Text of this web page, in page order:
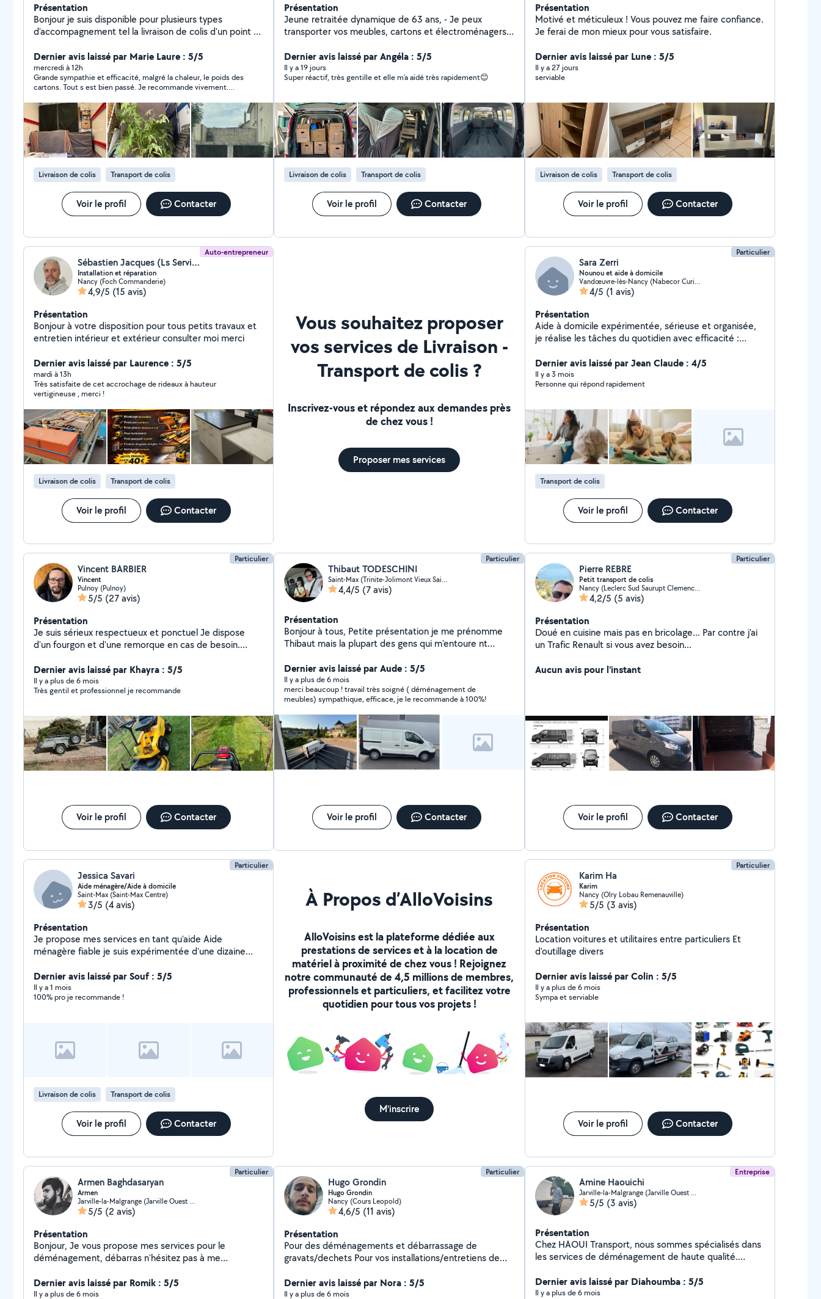
Présentation
Bonjour je suis disponible pour plusieurs types
d'accompagnement tel la livraison de colis d'un point A
contacter Je peux aussi faire les livraisons et je
propose des prestations de serveur confirmé
Dernier avis laissé par Marie Laure : 5/5
mercredi à 12h
Grande sympathie et efficacité, malgré la chaleur, le poids des
cartons. Tout s est bien passé. Je recommande vivement.
Livraison de colis Transport de colis
Voir le profil Contacter
Présentation
Jeune retraitée dynamique de 63 ans, - Je peux
transporter vos meubles, cartons et électroménagers,
long à l'intérieur), sans manutention mais équipée d'un
diable monte escaliers et d'un chariot, si besoin, - Je
peux m'occuper de vos petits compagnons à 4 pattes
grillagée pour les transporter si besoin, - J'effectue des
états des lieux d'entrée et/ou sortie d'appartements, -
Je peux aider dans les tâches administratives, (courrier,
démarches téléphoniques), - Je peux également
garder et m'occuper de vos enfants,
occasionnellement ou de façon régulière. N'hésitez pas
si besoin. Cordialement Christine
Dernier avis laissé par Angéla : 5/5
Il y a 19 jours
Super réactif, très gentille et elle m’a aidé très rapidement😊
Livraison de colis Transport de colis
Voir le profil Contacter
Présentation
Motivé et méticuleux ! Vous pouvez me faire confiance.
Je ferai de mon mieux pour vous satisfaire.
Dernier avis laissé par Lune : 5/5
Il y a 27 jours
serviable
Livraison de colis Transport de colis
Voir le profil Contacter
Auto-entrepreneur
Sébastien Jacques (Ls Services 54 - Le Samaritain)
Installation et réparation
Nancy (Foch Commanderie)
4,9/5 (15 avis)
Présentation
Bonjour à votre disposition pour tous petits travaux et
entretien intérieur et extérieur consulter moi merci
Dernier avis laissé par Laurence : 5/5
mardi à 13h
Très satisfaite de cet accrochage de rideaux à hauteur
vertigineuse , merci !
Livraison de colis Transport de colis
Voir le profil Contacter
Vous souhaitez proposer
vos services de Livraison -
Transport de colis ?
Inscrivez-vous et répondez aux demandes près
de chez vous !
Proposer mes services
Particulier
Sara Zerri
Nounou et aide à domicile
Vandœuvre-lès-Nancy (Nabecor Curie Brichambeau)
4/5 (1 avis)
Présentation
Aide à domicile expérimentée, sérieuse et organisée,
je réalise les tâches du quotidien avec efficacité :
accompagnement des personnes et réalisation des
courses. Patiente et attentive, je veille au bien-être et
au confort des personnes que j'accompagne. J'ai
m'a permis de développer un bon sens des
responsabilités, de l'écoute et de l'adaptation.
Dernier avis laissé par Jean Claude : 4/5
Il y a 3 mois
Personne qui répond rapidement
Transport de colis
Voir le profil Contacter
Particulier
Vincent BARBIER
Vincent
Pulnoy (Pulnoy)
5/5 (27 avis)
Présentation
Je suis sérieux respectueux et ponctuel Je dispose
d'un fourgon et d'une remorque en cas de besoin.
Dernier avis laissé par Khayra : 5/5
Il y a plus de 6 mois
Très gentil et professionnel je recommande
Voir le profil Contacter
Particulier
Thibaut TODESCHINI
Saint-Max (Trinite-Jolimont Vieux Saint-Max)
4,4/5 (7 avis)
Présentation
Bonjour à tous, Petite présentation je me prénomme
Thibaut mais la plupart des gens qui m'entoure nt
du service et mes actions mises en œuvre pour sortir
de situations délicates. Venant tout juste de finir de
réaliser ma maison de A à Z, je retrouve un peu de
temps et suis donc disponible a la réalisation de tout
type de travaux.
Dernier avis laissé par Aude : 5/5
Il y a plus de 6 mois
merci beaucoup ! travail très soigné ( déménagement de
meubles) sympathique, efficace, je le recommande à 100%!
Voir le profil Contacter
Particulier
Pierre REBRE
Petit transport de colis
Nancy (Leclerc Sud Saurupt Clemenceau)
4,2/5 (5 avis)
Présentation
Doué en cuisine mais pas en bricolage... Par contre j'ai
un Trafic Renault si vous avez besoin...
Aucun avis pour l'instant
Voir le profil Contacter
Particulier
Jessica Savari
Aide ménagère/Aide à domicile
Saint-Max (Saint-Max Centre)
3/5 (4 avis)
Présentation
Je propose mes services en tant qu'aide Aide
ménagère fiable je suis expérimentée d'une dizaine
l'entretient et le rangement de résidences et de
bureaux . Les remises en état de locaux Je Maîtrise des
tâches de nettoyage de base, du nettoyage en
toujours à bien les tâches qui me sont confiées.
Disponible n'hésitez pas à me contacter pour tous
Dernier avis laissé par Souf : 5/5
Il y a 1 mois
100% pro je recommande !
Livraison de colis Transport de colis
Voir le profil Contacter
À Propos d’AlloVoisins
AlloVoisins est la plateforme dédiée aux
prestations de services et à la location de
matériel à proximité de chez vous ! Rejoignez
notre communauté de 4,5 millions de membres,
professionnels et particuliers, et facilitez votre
quotidien pour tous vos projets !
M'inscrire
Particulier
Karim Ha
Karim
Nancy (Olry Lobau Remenauville)
5/5 (3 avis)
Présentation
Location voitures et utilitaires entre particuliers Et
d'outillage divers
Dernier avis laissé par Colin : 5/5
Il y a plus de 6 mois
Sympa et serviable
Voir le profil Contacter
Particulier
Armen Baghdasaryan
Armen
Jarville-la-Malgrange (Jarville Ouest Gallieni)
5/5 (2 avis)
Présentation
Bonjour, Je vous propose mes services pour le
déménagement, débarras n'hésitez pas à me
Dernier avis laissé par Romik : 5/5
Il y a plus de 6 mois
Particulier
Hugo Grondin
Hugo Grondin
Nancy (Cours Leopold)
4,6/5 (11 avis)
Présentation
Pour des déménagements et débarrassage de
gravats/dechets Pour vos installations/entretiens de
babysiting. Envoyez moi un message
Dernier avis laissé par Nora : 5/5
Il y a plus de 6 mois
Entreprise
Amine Haouichi
Jarville-la-Malgrange (Jarville Ouest Gallieni)
5/5 (3 avis)
Présentation
Chez HAOUI Transport, nous sommes spécialisés dans
les services de déménagement de haute qualité.
par un chauffeur expérimenté, garantissant un
transport sécurisé de vos biens. Notre équipe,
Dernier avis laissé par Diahoumba : 5/5
Il y a plus de 6 mois